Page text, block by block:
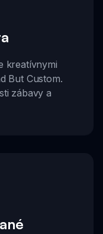
kreatívnymi
But Custom.
zábavy a